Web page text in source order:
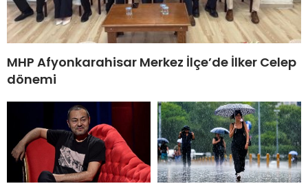
MHP Afyonkarahisar Merkez İlçe’de İlker Celep
dönemi